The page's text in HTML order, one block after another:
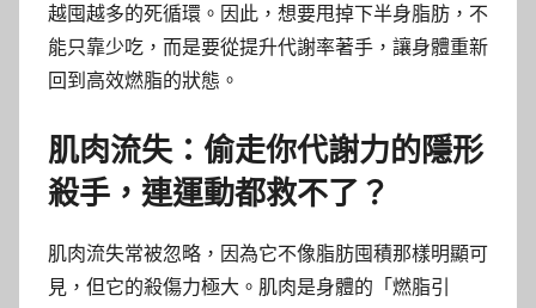
越囤越多的死循環。因此，想要甩掉下半身脂肪，不
能只靠少吃，而是要從提升代謝率著手，讓身體重新
回到高效燃脂的狀態。
肌肉流失：偷走你代謝力的隱形
殺手，連運動都救不了？
肌肉流失常被忽略，因為它不像脂肪囤積那樣明顯可
見，但它的殺傷力極大。肌肉是身體的「燃脂引